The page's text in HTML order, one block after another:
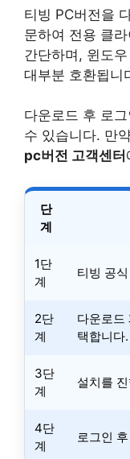
티빙 PC버전을
문하여 전용 클
간단하며, 윈도
대부분 호환됩니
다운로드 후 로
수 있습니다. 만
pc버전 고객센터
단
계
1단
계
티빙 공
2단
계
다운로드
택합니다.
3단
계
설치를
4단
계
로그인